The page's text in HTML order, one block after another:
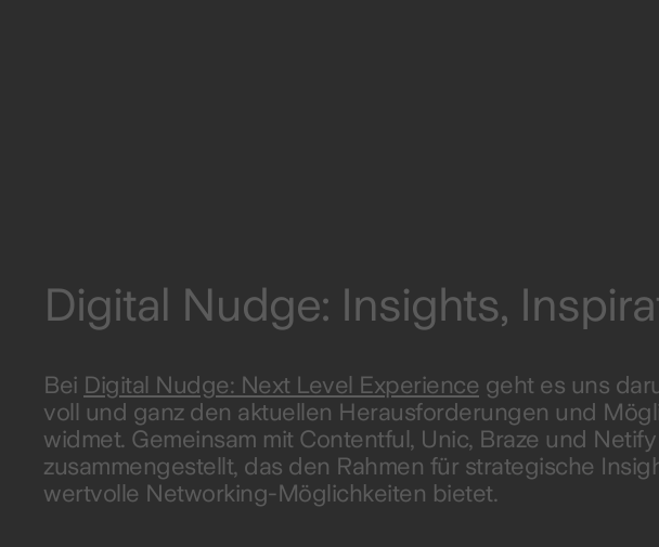
Digital Nudge: Insights,
Bei Digital Nudge: Next Level Experience geht es uns
voll und ganz den aktuellen Herausforderungen und
widmet. Gemeinsam mit Contentful, Unic, Braze und
zusammengestellt, das den Rahmen für strategische
wertvolle Networking-Möglichkeiten bietet.